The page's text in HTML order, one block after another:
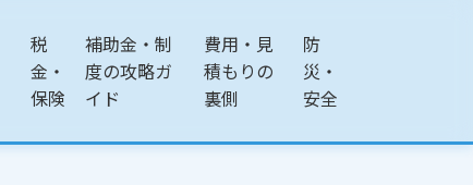
税
金・
保険
補助金・制
度の攻略ガ
イド
費用・見
積もりの
裏側
防
災・
安全